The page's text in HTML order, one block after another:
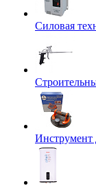
Силовая
Инструмент